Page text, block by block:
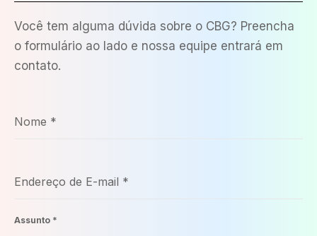
Você tem alguma dúvida sobre o CBG? Preencha
o formulário ao lado e nossa equipe entrará em
contato.
Nome *
Endereço de E-mail *
Assunto *